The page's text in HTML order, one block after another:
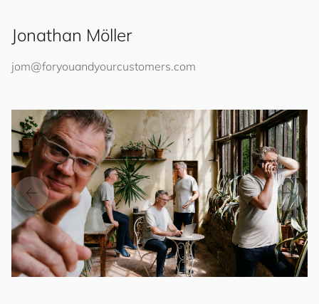
Jonathan Möller
jom@foryouandyourcustomers.com